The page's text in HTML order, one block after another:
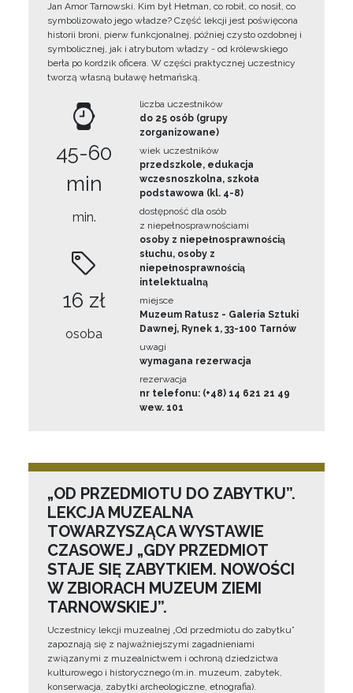
Jan Amor Tarnowski. Kim był Hetman, co robił, co nosił, co
symbolizowało jego władze? Część lekcji jest poświęcona
historii broni, pierw funkcjonalnej, później czysto ozdobnej i
symbolicznej, jak i atrybutom władzy - od królewskiego
berła po kordzik oficera. W części praktycznej uczestnicy
tworzą własną buławę hetmańską.
45-60
min
min.
16 zł
osoba
liczba uczestników
do 25 osób (grupy
zorganizowane)
wiek uczestników
przedszkole, edukacja
wczesnoszkolna, szkoła
podstawowa (kl. 4-8)
dostępność dla osób
z niepełnosprawnościami
osoby z niepełnosprawnością
słuchu, osoby z
niepełnosprawnością
intelektualną
miejsce
Muzeum Ratusz - Galeria Sztuki
Dawnej, Rynek 1, 33-100 Tarnów
uwagi
wymagana rezerwacja
rezerwacja
nr telefonu: (+48) 14 621 21 49
wew. 101
„OD PRZEDMIOTU DO ZABYTKU”.
LEKCJA MUZEALNA
TOWARZYSZĄCA WYSTAWIE
CZASOWEJ „GDY PRZEDMIOT
STAJE SIĘ ZABYTKIEM. NOWOŚCI
W ZBIORACH MUZEUM ZIEMI
TARNOWSKIEJ”.
Uczestnicy lekcji muzealnej „Od przedmiotu do zabytku”
zapoznają się z najważniejszymi zagadnieniami
związanymi z muzealnictwem i ochroną dziedzictwa
kulturowego i historycznego (m.in. muzeum, zabytek,
konserwacja, zabytki archeologiczne, etnografia).